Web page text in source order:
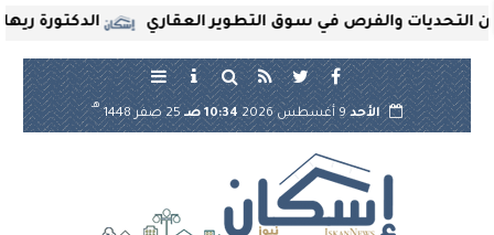
الدكتورة ريهام والفرص في سوق التطوير العقاري
الأحد9 أغسطس 2026 10:34 صـ 25 صفر 1448
هـ